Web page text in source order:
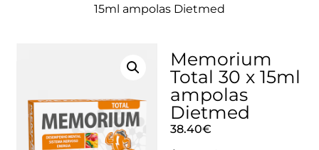
15ml ampolas Dietmed
Memorium
Total 30 x 15ml
ampolas
Dietmed
38.40€